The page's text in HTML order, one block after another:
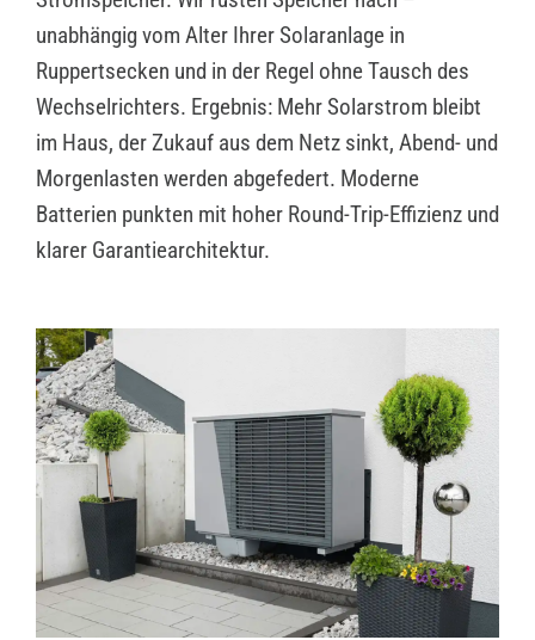
unabhängig vom Alter Ihrer Solaranlage in
Ruppertsecken und in der Regel ohne Tausch des
Wechselrichters. Ergebnis: Mehr Solarstrom bleibt
im Haus, der Zukauf aus dem Netz sinkt, Abend- und
Morgenlasten werden abgefedert. Moderne
Batterien punkten mit hoher Round-Trip-Effizienz und
klarer Garantiearchitektur.